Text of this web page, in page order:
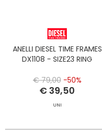
ANELLI DIESEL TIME FRAMES
DX1108 - SIZE23 RING
€ 79,00 -50%
€ 39,50
UNI